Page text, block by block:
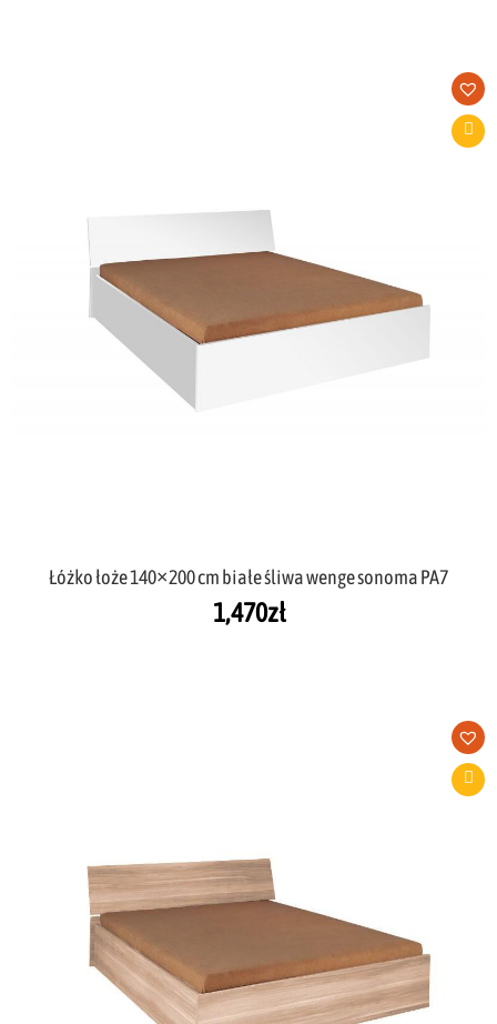
Łóżko łoże 140×200 cm białe śliwa wenge sonoma PA7
1,470zł